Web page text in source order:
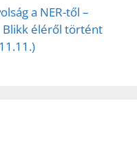
a NER-től –
Blikk éléről történt